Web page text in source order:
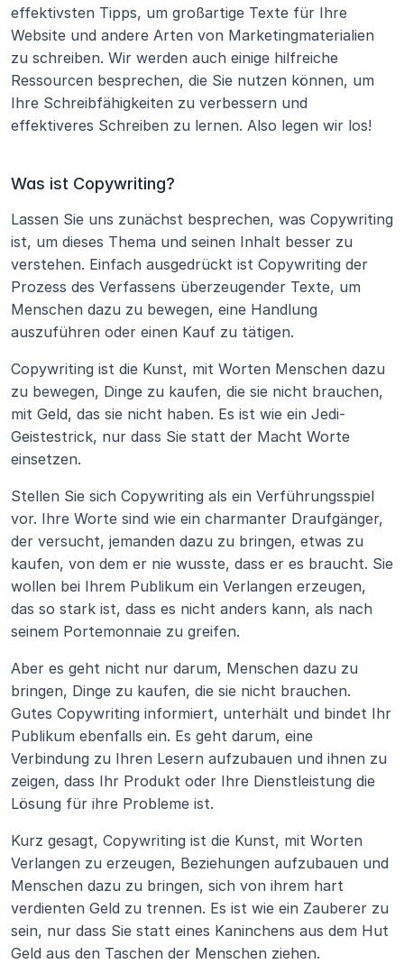
effektivsten Tipps, um großartige Texte für Ihre
Website und andere Arten von Marketingmaterialien
zu schreiben. Wir werden auch einige hilfreiche
Ressourcen besprechen, die Sie nutzen können, um
Ihre Schreibfähigkeiten zu verbessern und
effektiveres Schreiben zu lernen. Also legen wir los!
Was ist Copywriting?
Lassen Sie uns zunächst besprechen, was Copywriting
ist, um dieses Thema und seinen Inhalt besser zu
verstehen. Einfach ausgedrückt ist Copywriting der
Prozess des Verfassens überzeugender Texte, um
Menschen dazu zu bewegen, eine Handlung
auszuführen oder einen Kauf zu tätigen.
Copywriting ist die Kunst, mit Worten Menschen dazu
zu bewegen, Dinge zu kaufen, die sie nicht brauchen,
mit Geld, das sie nicht haben. Es ist wie ein Jedi-
Geistestrick, nur dass Sie statt der Macht Worte
einsetzen.
Stellen Sie sich Copywriting als ein Verführungsspiel
vor. Ihre Worte sind wie ein charmanter Draufgänger,
der versucht, jemanden dazu zu bringen, etwas zu
kaufen, von dem er nie wusste, dass er es braucht. Sie
wollen bei Ihrem Publikum ein Verlangen erzeugen,
das so stark ist, dass es nicht anders kann, als nach
seinem Portemonnaie zu greifen.
Aber es geht nicht nur darum, Menschen dazu zu
bringen, Dinge zu kaufen, die sie nicht brauchen.
Gutes Copywriting informiert, unterhält und bindet Ihr
Publikum ebenfalls ein. Es geht darum, eine
Verbindung zu Ihren Lesern aufzubauen und ihnen zu
zeigen, dass Ihr Produkt oder Ihre Dienstleistung die
Lösung für ihre Probleme ist.
Kurz gesagt, Copywriting ist die Kunst, mit Worten
Verlangen zu erzeugen, Beziehungen aufzubauen und
Menschen dazu zu bringen, sich von ihrem hart
verdienten Geld zu trennen. Es ist wie ein Zauberer zu
sein, nur dass Sie statt eines Kaninchens aus dem Hut
Geld aus den Taschen der Menschen ziehen.